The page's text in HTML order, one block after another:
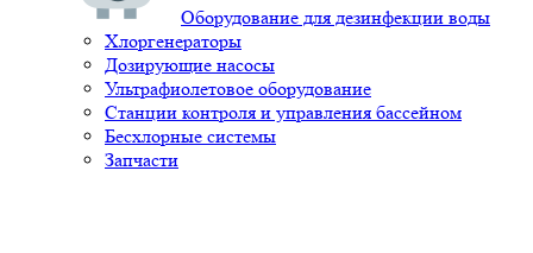
Оборудование для дезинфекции воды
Хлоргенераторы
Дозирующие насосы
Ультрафиолетовое оборудование
Станции контроля и управления бассейном
Бесхлорные системы
Запчасти